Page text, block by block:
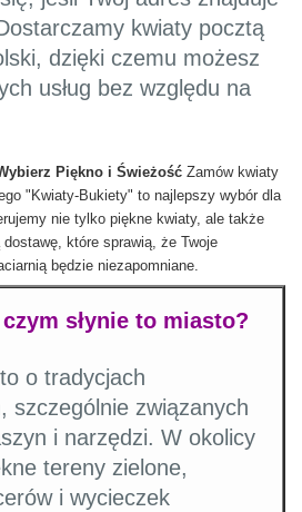
kwiaty pocztą
dzięki czemu możesz
usług bez względu na
Piękno i Świeżość Zamów kwiaty
"Kwiaty-Bukiety" to najlepszy wybór dla
nie tylko piękne kwiaty, ale także
dostawę, które sprawią, że Twoje
będzie niezapomniane.
słynie to miasto?
o tradycjach
szczególnie związanych
i narzędzi. W okolicy
tereny zielone,
i wycieczek